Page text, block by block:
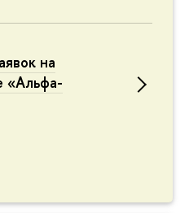
на
«Альфа-